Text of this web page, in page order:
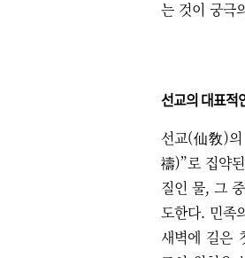
는 것이 궁극
선교의 대표적
선교(仙敎)
禱)”로 집약
질인 물, 그
도한다. 민족
새벽에 길은